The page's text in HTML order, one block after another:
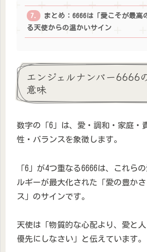
まとめ：6666は「愛こそが最高
る天使からの温かいサイン
エンジェルナンバー6666
意味
数字の「6」は、愛・調和・家庭・
性・バランスを象徴します。
「6」が4つ重なる6666は、これら
ルギーが最大化された「愛の豊か
ス」のサインです。
天使は「物質的な心配より、愛と
優先にしなさい」と伝えています。